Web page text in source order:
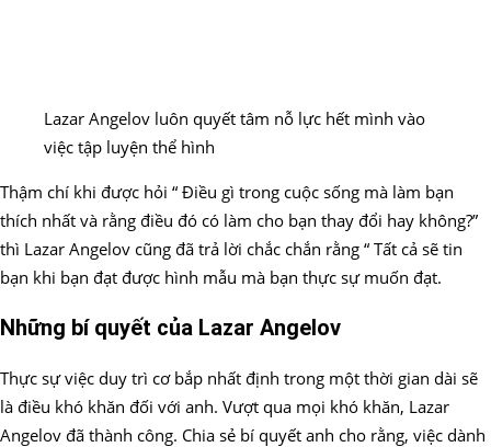
Lazar Angelov luôn quyết tâm nỗ lực hết mình vào
việc tập luyện thể hình
Thậm chí khi được hỏi “ Điều gì trong cuộc sống mà làm bạn
thích nhất và rằng điều đó có làm cho bạn thay đổi hay không?”
thì Lazar Angelov cũng đã trả lời chắc chắn rằng “ Tất cả sẽ tin
bạn khi bạn đạt được hình mẫu mà bạn thực sự muốn đạt.
Những bí quyết của Lazar Angelov
Thực sự việc duy trì cơ bắp nhất định trong một thời gian dài sẽ
là điều khó khăn đối với anh. Vượt qua mọi khó khăn, Lazar
Angelov đã thành công. Chia sẻ bí quyết anh cho rằng, việc dành